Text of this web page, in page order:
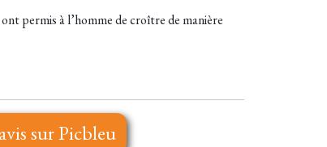
permis à l’homme de croître de manière
sur Picbleu